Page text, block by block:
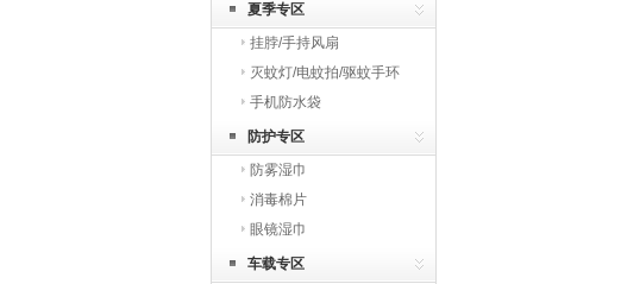
夏季专区
挂脖/手持风扇
灭蚊灯/电蚊拍/驱蚊手环
手机防水袋
防护专区
防雾湿巾
消毒棉片
眼镜湿巾
车载专区